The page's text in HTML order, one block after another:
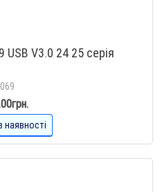
V3.0 24 25 серія
наявності